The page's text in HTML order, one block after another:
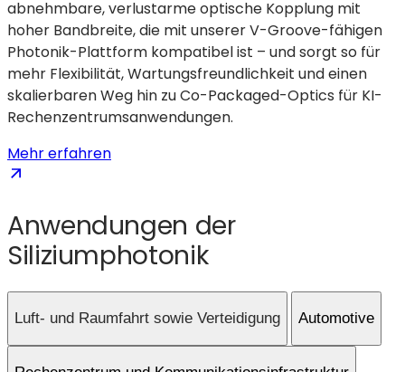
abnehmbare, verlustarme optische Kopplung mit
hoher Bandbreite, die mit unserer V-Groove-fähigen
Photonik-Plattform kompatibel ist – und sorgt so für
mehr Flexibilität, Wartungsfreundlichkeit und einen
skalierbaren Weg hin zu Co-Packaged-Optics für KI-
Rechenzentrumsanwendungen.
Mehr erfahren:
optischen
Konnektivität
der
in
Zusammenarbeit
(wird
neuen
Tab
geöffnet)
Anwendungen der
Siliziumphotonik
Luft- und Raumfahrt sowie Verteidigung Automotive